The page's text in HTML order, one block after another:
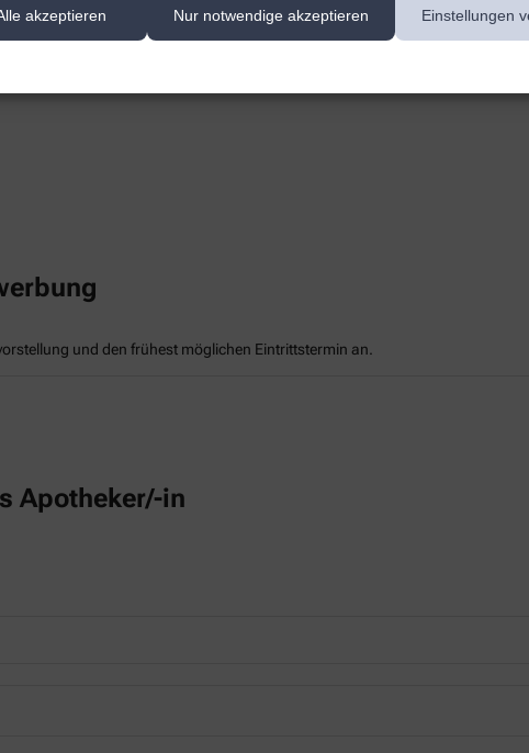
akzeptieren Nur notwendige akzeptieren Einstellungen
und den frühest möglichen Eintrittstermin an.
Apotheker/-in